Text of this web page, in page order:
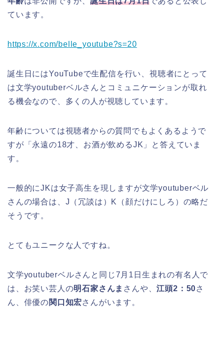
ています。
https://x.com/belle_youtube?s=20
誕生日にはYouTubeで生配信を行い、視聴者にとって
は文学youtuberベルさんとコミュニケーションが取れ
る機会なので、多くの人が視聴しています。
年齢については視聴者からの質問でもよくあるようで
すが「永遠の18才、お酒が飲めるJK」と答えていま
す。
一般的にJKは女子高生を現しますが文学youtuberベル
さんの場合は、J（冗談は）K（顔だけにしろ）の略だ
そうです。
とてもユニークな人ですね。
文学youtuberベルさんと同じ7月1日生まれの有名人で
は、お笑い芸人の明石家さんま さんや、江頭2：50さ
ん、俳優の関口知宏さんがいます。